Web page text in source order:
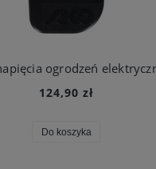
124,90 zł
Do koszyka